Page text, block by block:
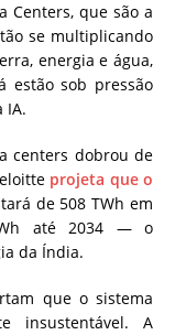
Centers, que são a
se multiplicando
energia e água,
estão sob pressão
IA.
centers dobrou de
projeta que o
de 508 TWh em
até 2034 — o
da Índia.
que o sistema
insustentável. A